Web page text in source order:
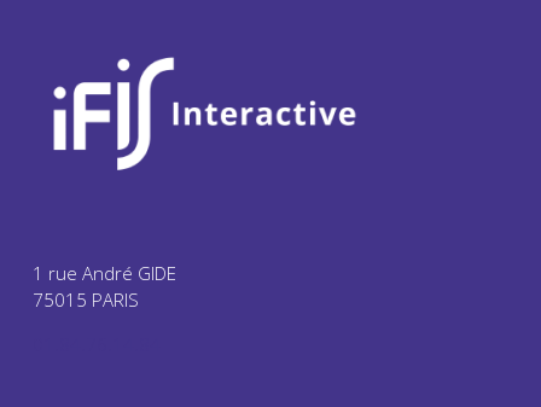
1 rue André GIDE
75015 PARIS